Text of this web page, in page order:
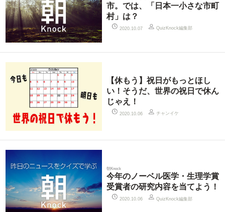
市。では、「日本一小さな市町
村」は？
2020.10.07 QuizKnock編集部
【休もう】祝日がもっとほし
い！そうだ、世界の祝日で休ん
じゃえ！
2020.10.06 チャンイケ
朝Knock
今年のノーベル医学・生理学賞
受賞者の研究内容を当てよう！
2020.10.06 QuizKnock編集部